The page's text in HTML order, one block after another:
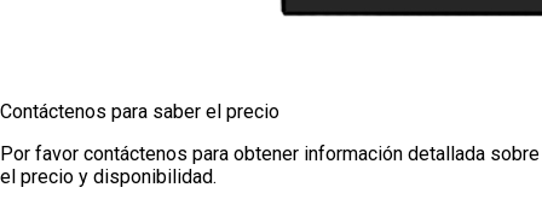
Contáctenos para saber el precio
Por favor contáctenos para obtener información detallada sobre
el precio y disponibilidad.